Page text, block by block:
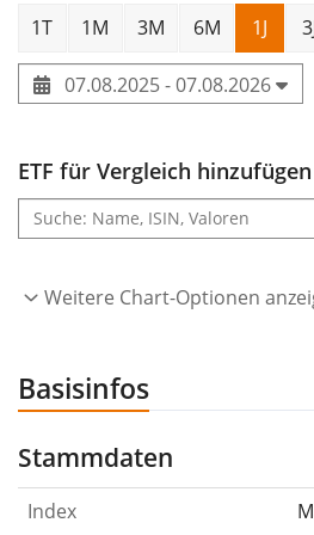
1T 1M 3M 6M 1J
07.08.2025 - 07.08.2026
ETF für Vergleich hinzufügen
Weitere Chart-Optionen
Basisinfos
Stammdaten
Index